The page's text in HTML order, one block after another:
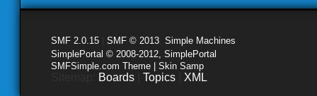
SMF 2.0.15 SMF © 2013 Simple Machines
SimplePortal © 2008-2012, SimplePortal
SMFSimple.com Theme | Skin Samp
Boards Topics XML